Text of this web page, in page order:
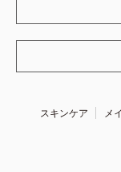
スキンケア メ